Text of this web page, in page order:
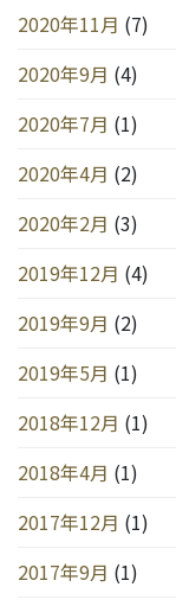
2020年11月 (7)
2020年9月 (4)
2020年7月 (1)
2020年4月 (2)
2020年2月 (3)
2019年12月 (4)
2019年9月 (2)
2019年5月 (1)
2018年12月 (1)
2018年4月 (1)
2017年12月 (1)
2017年9月 (1)